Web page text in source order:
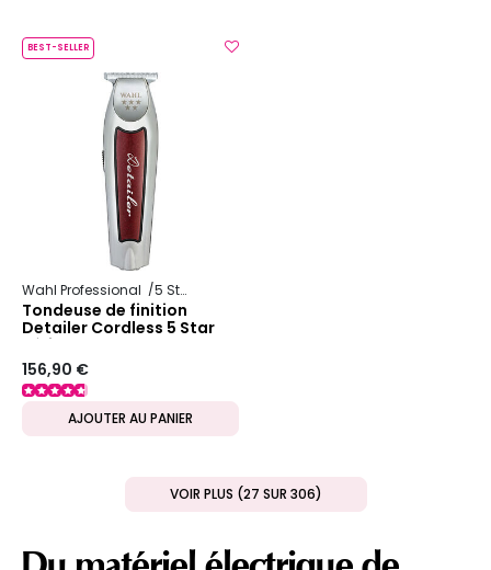
BEST-SELLER
Wahl Professional 5 Star Series
Tondeuse de finition
Detailer Cordless 5 Star
Séries
156,90 €
AJOUTER AU PANIER
VOIR PLUS (27 SUR 306)